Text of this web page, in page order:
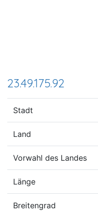
23.49.175.92
Stadt
Land
Vorwahl des Landes
Länge
Breitengrad